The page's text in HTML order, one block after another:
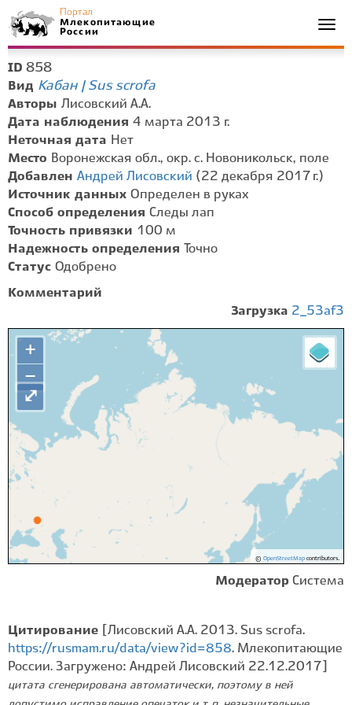
Портал
Млекопитающие
России
ID 858
Вид Кабан | Sus scrofa
Авторы Лисовский А.А.
Дата наблюдения 4 марта 2013 г.
Неточная дата Нет
Место Воронежская обл., окр. с. Новоникольск, поле
Добавлен Андрей Лисовский (22 декабря 2017 г.)
Источник данных Определен в руках
Способ определения Следы лап
Точность привязки 100 м
Надежность определения
Точно
Статус Одобрено
Комментарий
Загрузка 2_53af3
+
−
© OpenStreetMapcontributors.
⤢
Модератор Система
Цитирование
[Лисовский А.А. 2013. Sus scrofa.
https://rusmam.ru/data/view?id=858. Млекопитающие
России. Загружено: Андрей Лисовский 22.12.2017]
цитата сгенерирована автоматически, поэтому в ней